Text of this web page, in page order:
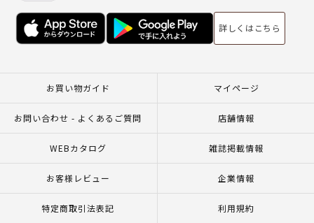
詳しくはこちら
お買い物ガイド マイページ
お問い合わせ - よくあるご質問 店舗情報
WEBカタログ 雑誌掲載情報
お客様レビュー 企業情報
特定商取引法表記 利用規約